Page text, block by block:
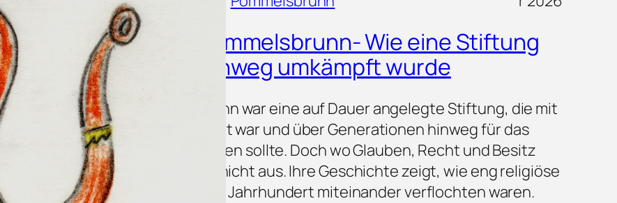
Die Frühmesse von Pommelsbrunn- Wie eine Stiftung
über Generationen hinweg umkämpft wurde
Die Frühmesse von Pommelsbrunn war eine auf Dauer angelegte Stiftung, die mit
eigenen Einkünften ausgestattet war und über Generationen hinweg für das
Seelenheil der Stifterfamilie wirken sollte. Doch wo Glauben, Recht und Besitz
zusammentrafen, blieb Konflikt nicht aus. Ihre Geschichte zeigt, wie eng religiöse
Praxis und weltliche Macht im 16. Jahrhundert miteinander verflochten waren.